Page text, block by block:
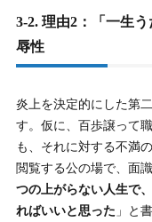
3-2. 理由2：「一生
辱性
炎上を決定的にした第
す。仮に、百歩譲って
も、それに対する不満
閲覧する公の場で、面
つの上がらない人生で
ればいいと思った 」と